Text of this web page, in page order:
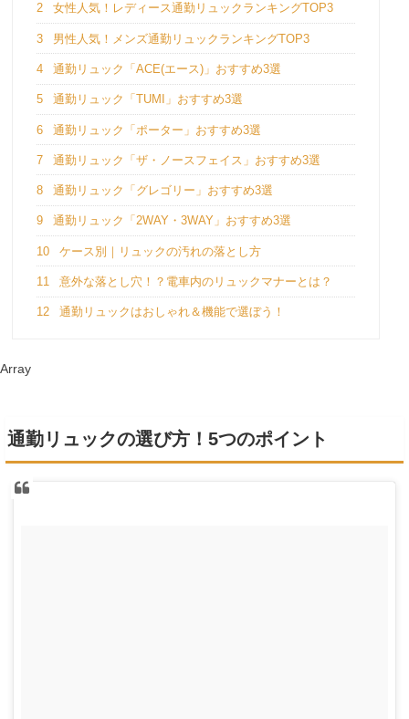
2 女性人気！レディース通勤リュックランキングTOP3
3 男性人気！メンズ通勤リュックランキングTOP3
4 通勤リュック「ACE(エース)」おすすめ3選
5 通勤リュック「TUMI」おすすめ3選
6 通勤リュック「ポーター」おすすめ3選
7 通勤リュック「ザ・ノースフェイス」おすすめ3選
8 通勤リュック「グレゴリー」おすすめ3選
9 通勤リュック「2WAY・3WAY」おすすめ3選
10 ケース別｜リュックの汚れの落とし方
11 意外な落とし穴！？電車内のリュックマナーとは？
12 通勤リュックはおしゃれ＆機能で選ぼう！
Array
通勤リュックの選び方！5つのポイント